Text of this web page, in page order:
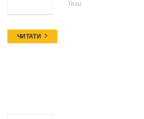
Теги:
ЧИТАТИ